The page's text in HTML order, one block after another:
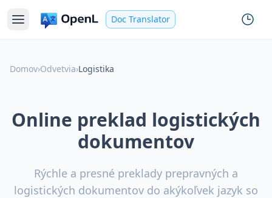
Doc Translator
Domov›Odvetvia›Logistika
Online preklad logistických
dokumentov
Rýchle a presné preklady prepravných a
logistických dokumentov do akýkoľvek jazyk so